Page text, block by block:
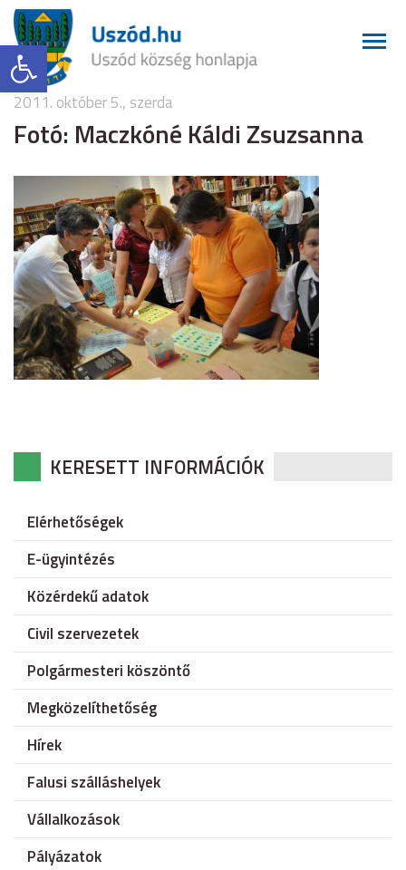
Eszköztár megnyitása
2011. október 5., szerda
Fotó: Maczkóné Káldi Zsuzsanna
KERESETT INFORMÁCIÓK
Elérhetőségek
E-ügyintézés
Közérdekű adatok
Civil szervezetek
Polgármesteri köszöntő
Megközelíthetőség
Hírek
Falusi szálláshelyek
Vállalkozások
Pályázatok